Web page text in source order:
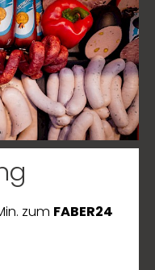
zum FABER24